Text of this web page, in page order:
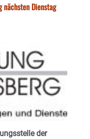
nächsten Dienstag
der